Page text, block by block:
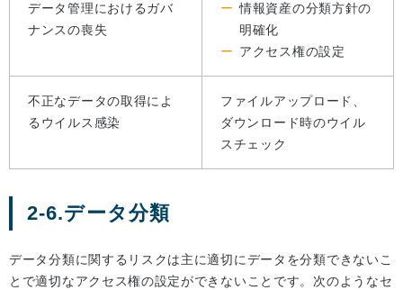
データ管理におけるガバ
ナンスの喪失
情報資産の分類方針の
明確化
アクセス権の設定
不正なデータの取得によ
るウイルス感染
ファイルアップロード、
ダウンロード時のウイル
スチェック
2-6.データ分類
データ分類に関するリスクは主に適切にデータを分類できないこ
とで適切なアクセス権の設定ができないことです。次のようなセ